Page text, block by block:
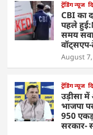
ट्रेंडिंग न्यूज
CBI का
पहले
समय
वॉट्सएप-
August
ट्रेंडिंग न्यूज
उड़ीसा
भाजपा
950
सरकार-